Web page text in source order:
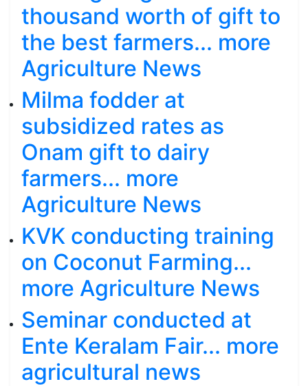
thousand worth of gift to
the best farmers... more
Agriculture News
Milma fodder at
subsidized rates as
Onam gift to dairy
farmers... more
Agriculture News
KVK conducting training
on Coconut Farming...
more Agriculture News
Seminar conducted at
Ente Keralam Fair... more
agricultural news